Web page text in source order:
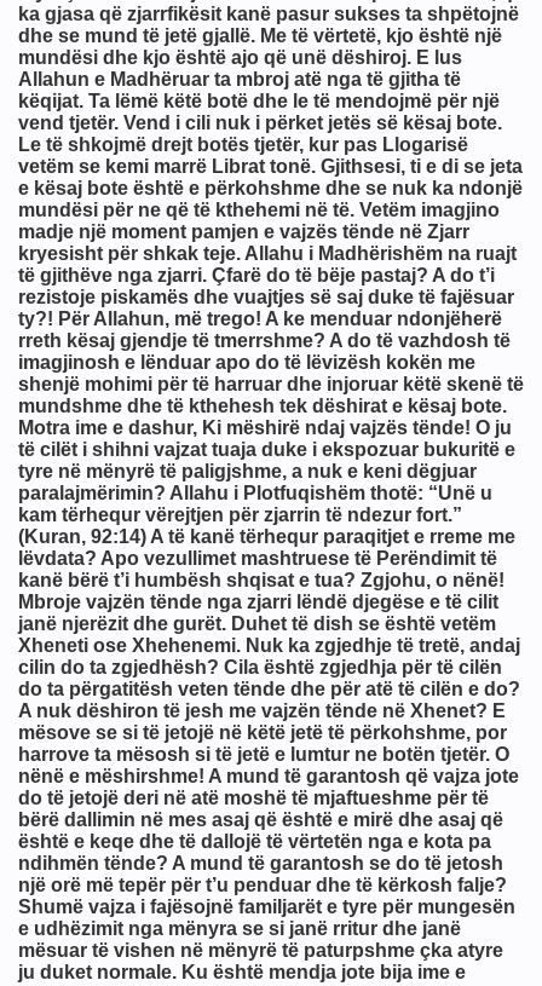
ka gjasa që zjarrfikësit kanë pasur sukses ta shpëtojnë
dhe se mund të jetë gjallë. Me të vërtetë, kjo është një
mundësi dhe kjo është ajo që unë dëshiroj. E lus
Allahun e Madhëruar ta mbroj atë nga të gjitha të
këqijat. Ta lëmë këtë botë dhe le të mendojmë për një
vend tjetër. Vend i cili nuk i përket jetës së kësaj bote.
Le të shkojmë drejt botës tjetër, kur pas Llogarisë
vetëm se kemi marrë Librat tonë. Gjithsesi, ti e di se jeta
e kësaj bote është e përkohshme dhe se nuk ka ndonjë
mundësi për ne që të kthehemi në të. Vetëm imagjino
madje një moment pamjen e vajzës tënde në Zjarr
kryesisht për shkak teje. Allahu i Madhërishëm na ruajt
të gjithëve nga zjarri. Çfarë do të bëje pastaj? A do t’i
rezistoje piskamës dhe vuajtjes së saj duke të fajësuar
ty?! Për Allahun, më trego! A ke menduar ndonjëherë
rreth kësaj gjendje të tmerrshme? A do të vazhdosh të
imagjinosh e lënduar apo do të lëvizësh kokën me
shenjë mohimi për të harruar dhe injoruar këtë skenë të
mundshme dhe të kthehesh tek dëshirat e kësaj bote.
Motra ime e dashur, Ki mëshirë ndaj vajzës tënde! O ju
të cilët i shihni vajzat tuaja duke i ekspozuar bukuritë e
tyre në mënyrë të paligjshme, a nuk e keni dëgjuar
paralajmërimin? Allahu i Plotfuqishëm thotë: “Unë u
kam tërhequr vërejtjen për zjarrin të ndezur fort.”
(Kuran, 92:14) A të kanë tërhequr paraqitjet e rreme me
lëvdata? Apo vezullimet mashtruese të Perëndimit të
kanë bërë t’i humbësh shqisat e tua? Zgjohu, o nënë!
Mbroje vajzën tënde nga zjarri lëndë djegëse e të cilit
janë njerëzit dhe gurët. Duhet të dish se është vetëm
Xheneti ose Xhehenemi. Nuk ka zgjedhje të tretë, andaj
cilin do ta zgjedhësh? Cila është zgjedhja për të cilën
do ta përgatitësh veten tënde dhe për atë të cilën e do?
A nuk dëshiron të jesh me vajzën tënde në Xhenet? E
mësove se si të jetojë në këtë jetë të përkohshme, por
harrove ta mësosh si të jetë e lumtur ne botën tjetër. O
nënë e mëshirshme! A mund të garantosh që vajza jote
do të jetojë deri në atë moshë të mjaftueshme për të
bërë dallimin në mes asaj që është e mirë dhe asaj që
është e keqe dhe të dallojë të vërtetën nga e kota pa
ndihmën tënde? A mund të garantosh se do të jetosh
një orë më tepër për t’u penduar dhe të kërkosh falje?
Shumë vajza i fajësojnë familjarët e tyre për mungesën
e udhëzimit nga mënyra se si janë rritur dhe janë
mësuar të vishen në mënyrë të paturpshme çka atyre
ju duket normale. Ku është mendja jote bija ime e